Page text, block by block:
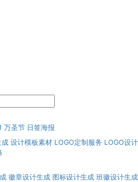
万圣节 日签海报
成 设计模板素材 LOGO定制服务 LOGO设计
徽章设计生成 图标设计生成 班徽设计生成